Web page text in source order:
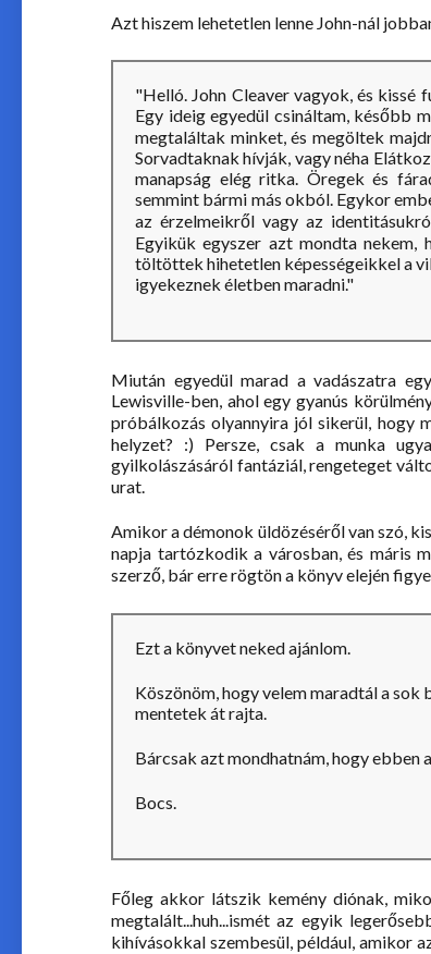
Azt hiszem lehetetlen lenne John-nál
"Helló. John Cleaver vagyok, és kissé
Egy ideig egyedül csináltam, később
megtaláltak minket, és megöltek
Sorvadtaknak hívják, vagy néha
manapság elég ritka. Öregek és
semmint bármi más okból. Egykor
az érzelmeikről vagy az
Egyikük egyszer azt mondta nekem,
töltöttek hihetetlen képességeikkel a
igyekeznek életben maradni."
Miután egyedül marad a vadászatra
Lewisville-ben, ahol egy gyanús
próbálkozás olyannyira jól sikerül, hogy
helyzet? :) Persze, csak a munka
gyilkolászásáról fantáziál, rengeteget
urat.
Amikor a démonok üldözéséről van szó,
napja tartózkodik a városban, és máris
szerző, bár erre rögtön a könyv elején
Ezt a könyvet neked ajánlom.
Köszönöm, hogy velem maradtál a
mentetek át rajta.
Bárcsak azt mondhatnám, hogy
Bocs.
Főleg akkor látszik kemény diónak,
megtalált...huh...ismét az egyik
kihívásokkal szembesül, például, amikor